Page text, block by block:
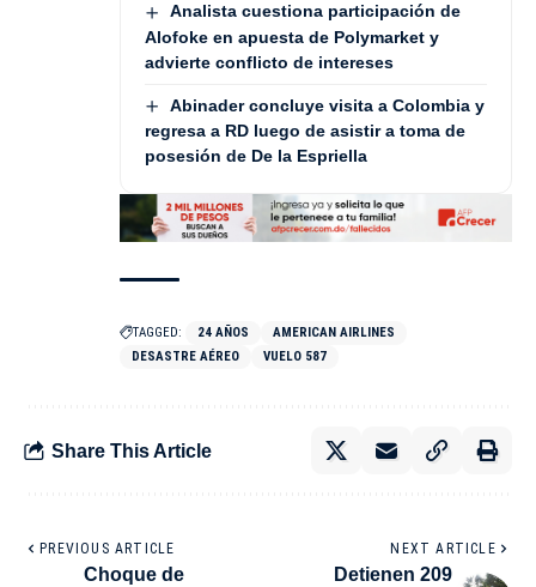
Analista cuestiona participación de
Alofoke en apuesta de Polymarket y
advierte conflicto de intereses
Abinader concluye visita a Colombia y
regresa a RD luego de asistir a toma de
posesión de De la Espriella
TAGGED: 24 AÑOS
AMERICAN AIRLINES
DESASTRE AÉREO
VUELO 587
Share This Article
PREVIOUS ARTICLE
Choque de
NEXT ARTICLE
Detienen 209